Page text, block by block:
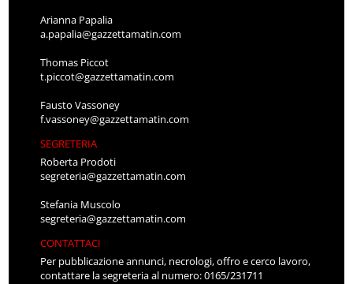
Arianna Papalia
a.papalia@gazzettamatin.com
Thomas Piccot
t.piccot@gazzettamatin.com
Fausto Vassoney
f.vassoney@gazzettamatin.com
SEGRETERIA
Roberta Prodoti
segreteria@gazzettamatin.com
Stefania Muscolo
segreteria@gazzettamatin.com
CONTATTACI
Per pubblicazione annunci, necrologi, offro e cerco lavoro,
contattare la segreteria al numero: 0165/231711